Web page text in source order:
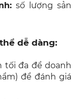
số lượng sản
dễ dàng:
tối đa để doanh
để đánh giá